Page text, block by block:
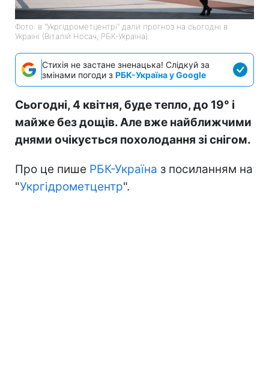
Фото: в "Укргідрометцентрі" дали прогноз на сьогодні в
Україні (Віталій Носач, РБК-Україна)
Стихія не застане зненацька! Слідкуй за
змінами погоди з РБК-Україна у Google
Сьогодні, 4 квітня, буде тепло, до 19° і
майже без дощів. Але вже найближчими
днями очікується похолодання зі снігом.
Про це пише РБК-Україна з посиланням на
"Укргідрометцентр".